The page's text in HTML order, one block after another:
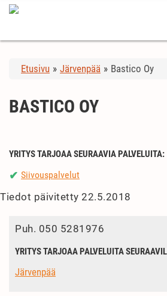
Etusivu » Järvenpää » Bastico Oy
BASTICO OY
YRITYS TARJOAA SEURAAVIA PALVELUITA:
✔ Siivouspalvelut
Tiedot päivitetty 22.5.2018
Puh. 050 5281976
YRITYS TARJOAA PALVELUITA
Järvenpää